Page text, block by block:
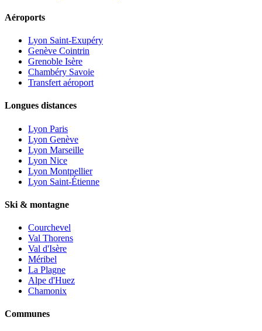
Aéroports
Lyon Saint-Exupéry
Genève Cointrin
Grenoble Isère
Chambéry Savoie
Transfert aéroport
Longues distances
Lyon Paris
Lyon Genève
Lyon Marseille
Lyon Nice
Lyon Montpellier
Lyon Saint-Étienne
Ski & montagne
Courchevel
Val Thorens
Val d'Isère
Méribel
La Plagne
Alpe d'Huez
Chamonix
Communes